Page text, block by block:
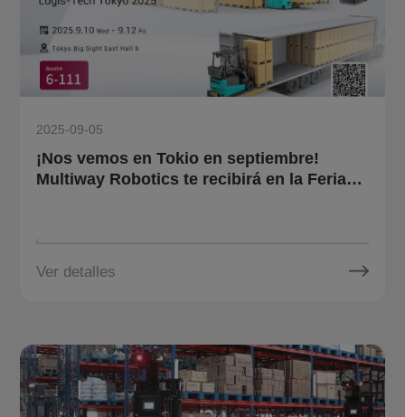
2025-09-05
¡Nos vemos en Tokio en septiembre!
Multiway Robotics te recibirá en la Feria
Ver detalles